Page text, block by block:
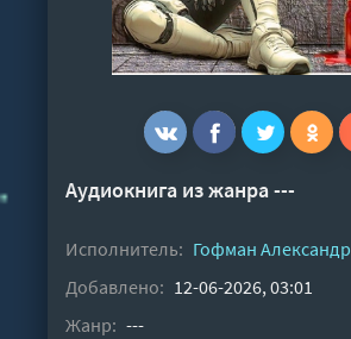
Аудиокнига из жанра ---
Исполнитель: Гофман Александр
Добавлено: 12-06-2026, 03:01
Жанр: ---